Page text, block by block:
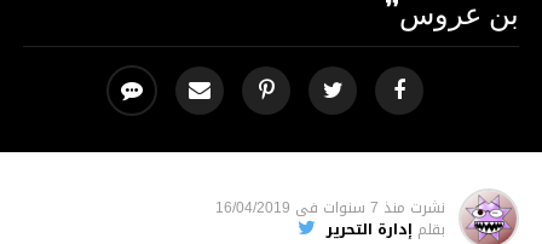
بن عروس”
نشرت منذ 7 سنوات فى 16/04/2019
بقلم إدارة التحرير